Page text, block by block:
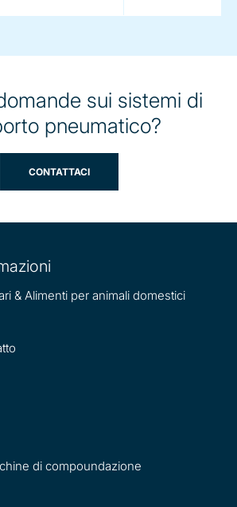
sui sistemi di
pneumatico?
CONTATTACI
& Alimenti per animali domestici
di compoundazione